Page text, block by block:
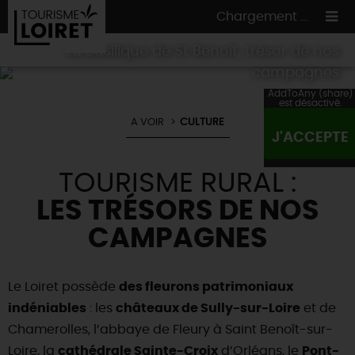
Chargement ...
ON A TESTÉ POUR VOUS
LES INCONTOURNABLESMADE IN LOIRET
HÉBERGEMENTS
INSOLITES
CULTURE
NATURE
TOUTES LES VISITES
EN MODE CIRCUITS& BALADES
EN MODE NATURE & AVENTURE
...ET AUSSI
Maîtres
restaurateurs
Nos
marchés
Artistes et Artisans d'Art
Nos spécialités du terroir et producteurs
A NE PASRATER
Téléchargez le Guide de l'été 2026 🤽🌞
Avis de fraicheur ici pour éviter la chaleur 🥵
TOURISME &HANDICAP
A VOIR CULTURE
TOURISME RURAL :
LES TRÉSORS DE NOS
CAMPAGNES
Le Loiret possède des fleurons patrimoniaux
indéniables : les châteaux de Sully-sur-Loire et de
Chamerolles, l’abbaye de Fleury à Saint Benoît-sur-
Loire, la cathédrale Sainte-Croix d’Orléans, le Pont-
AddToAny (share)
est désactivé.
J'ACCEPTE